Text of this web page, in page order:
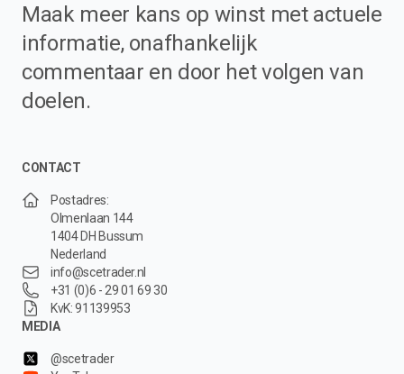
Maak meer kans op winst met actuele
informatie, onafhankelijk
commentaar en door het volgen van
doelen.
CONTACT
Postadres:
Olmenlaan 144
1404 DH Bussum
Nederland
info@scetrader.nl
+31 (0)6 - 29 01 69 30
KvK: 91139953
MEDIA
@scetrader